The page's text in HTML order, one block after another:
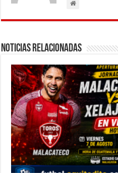
Noticias Relacionadas